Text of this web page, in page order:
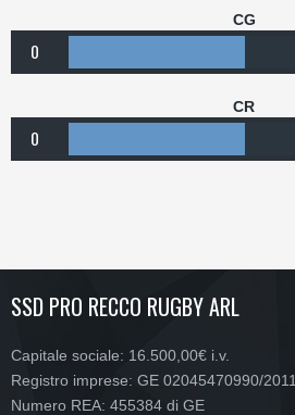
CG
0
CR
0
SSD PRO RECCO RUGBY ARL
Capitale sociale: 16.500,00€ i.v.
Registro imprese: GE 02045470990/2011
Numero REA: 455384 di GE